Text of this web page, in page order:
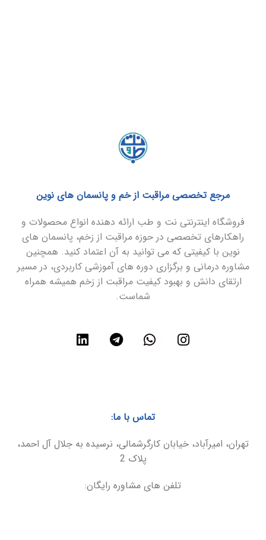
مرجع تخصصی مراقبت از خم و پانسمان های نوین
فروشگاه اینترنتی نت و طب ارائه دهنده انواع محصولات و
راهکارهای تخصصی در حوزه مراقبت از زخم، پانسمان های
نوین با کیفیتی که می توانید به آن اعتماد کنید. همچنین
مشاوره درمانی و برگزاری دوره های آموزشی کاربردی، در مسیر
ارتقای دانش و بهبود کیفیت مراقبت از زخم همیشه همراه
شماست.
تماس با ما:
تهران، امیرآباد، خیابان کارگرشمالی، نرسیده به جلال آل احمد،
پلاک 2
تلفن های مشاوره رایگان: